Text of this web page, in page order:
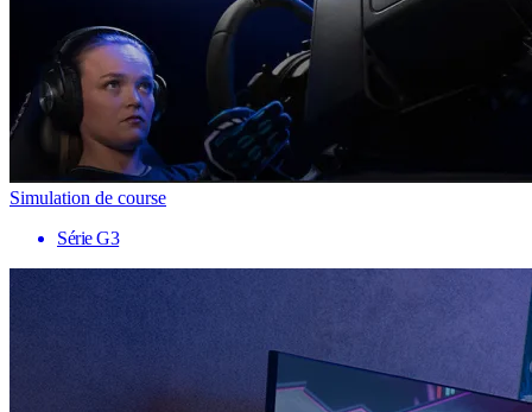
Simulation de course
Série G3